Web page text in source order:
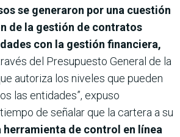
se generaron por una cuestión
de la gestión de contratos
con la gestión financiera,
del Presupuesto General de la
autoriza los niveles que pueden
las entidades”, expuso
de señalar que la cartera a su
herramienta de control en línea